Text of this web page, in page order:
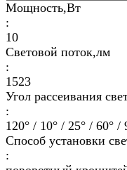
Мощность,Вт
:
10
Световой поток,лм
:
1523
Угол рассеивания
:
120° / 10° / 25° / 60° /
Способ установки
: